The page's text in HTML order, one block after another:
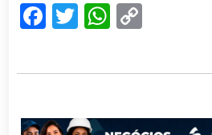
Facebook
TwitterWhatsApp